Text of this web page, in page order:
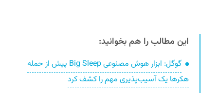
این مطالب را هم بخوانید:
گوگل: ابزار هوش مصنوعی Big Sleep پیش از حمله
هکرها یک آسیب‌پذیری مهم را کشف کرد